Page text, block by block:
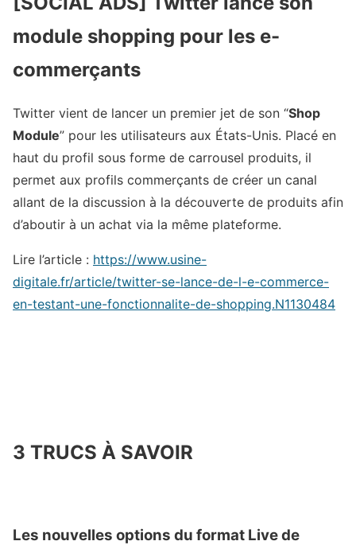
module shopping pour les e-
commerçants
Twitter vient de lancer un premier jet de son “Shop
Module” pour les utilisateurs aux États-Unis. Placé en
haut du profil sous forme de carrousel produits, il
permet aux profils commerçants de créer un canal
allant de la discussion à la découverte de produits afin
d’aboutir à un achat via la même plateforme.
Lire l’article : https://www.usine-
digitale.fr/article/twitter-se-lance-de-l-e-commerce-
en-testant-une-fonctionnalite-de-shopping.N1130484
3 TRUCS À SAVOIR
Les nouvelles options du format Live de